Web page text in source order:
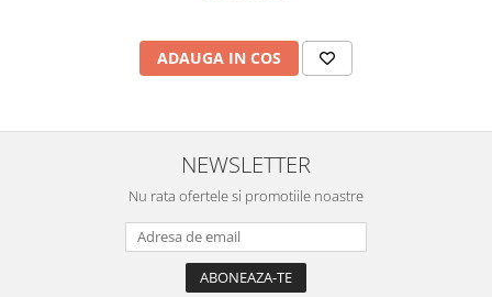
ADAUGA IN COS
NEWSLETTER
Nu rata ofertele si promotiile noastre